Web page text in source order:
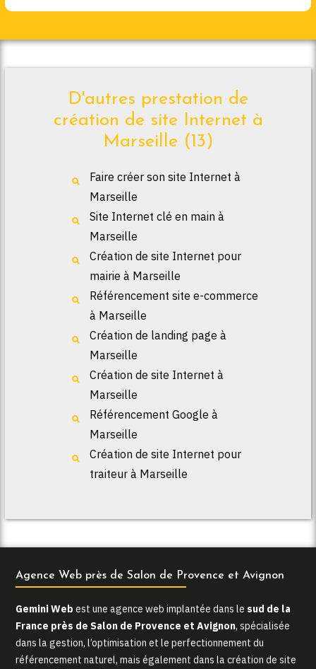
D'autres prestation de
création de site Internet à
Marseille (13)
Faire créer son site Internet à
Marseille
Site Internet clé en main à
Marseille
Création de site Internet pour
mairie à Marseille
Référencement site e-commerce
à Marseille
Création de landing page à
Marseille
Création de site Internet à
Marseille
Référencement Google à
Marseille
Création de site Internet pour
traiteur à Marseille
Agence Web près de Salon de Provence et Avignon
Gemini Web est une agence web implantée dans le sud de la
France près de Salon de Provence et Avignon, spécialisée
dans la gestion, l’optimisation et le perfectionnement du
référencement naturel, mais également dans la création de site